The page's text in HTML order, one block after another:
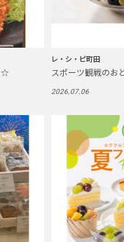
☆
レ・シ・ピ町田
スポーツ観戦のお
2026.07.06